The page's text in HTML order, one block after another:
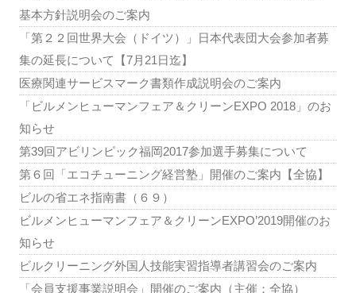
基本方針説明会のご案内
「第２２回世界大会（ドイツ）」日本代表団大会参加者募
集の延長について【7月21日迄】
医療関連サービスマーク書類作成説明会のご案内
「ビルメンヒューマンフェア＆クリーンEXPO 2018」のお
知らせ
第39回アビリンピック福岡2017参加選手募集について
第６回「エコチューニング経営塾」開催のご案内【全協】
ビルの省エネ指南書（６９）
ビルメンヒューマンフェア＆クリーンEXPO’2019開催のお
知らせ
ビルクリーニング外国人技能実習指導者講習会のご案内
「会員支援事業説明会」開催のご案内（主催：全協）